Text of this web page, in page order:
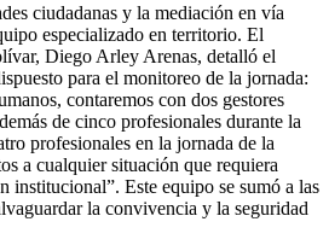
ciudadanas y la mediación en vía
especializado en territorio. El
Diego Arley Arenas, detalló el
para el monitoreo de la jornada:
contaremos con dos gestores
de cinco profesionales durante la
profesionales en la jornada de la
a cualquier situación que requiera
institucional”. Este equipo se sumó a las
la convivencia y la seguridad